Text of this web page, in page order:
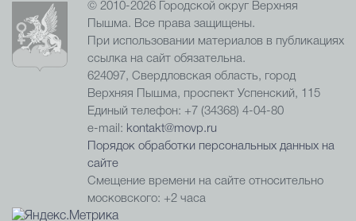
© 2010-2026 Городской округ Верхняя
Пышма. Все права защищены.
При использовании материалов в публикациях
ссылка на сайт обязательна.
624097, Свердловская область, город
Верхняя Пышма, проспект Успенский, 115
Единый телефон: +7 (34368) 4-04-80
e-mail: kontakt@movp.ru
Порядок обработки персональных данных на
сайте
Смещение времени на сайте относительно
московского: +2 часа